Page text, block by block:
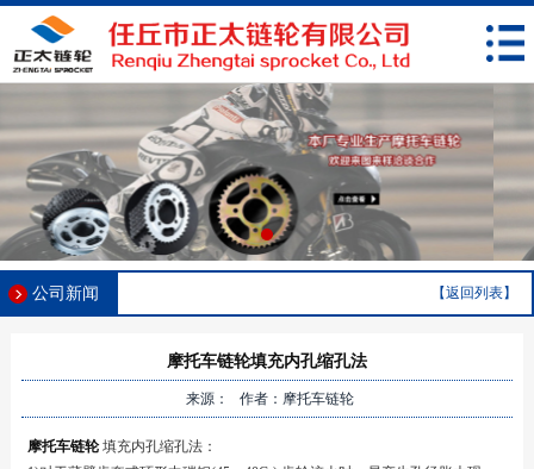
公司新闻 【返回列表】
摩托车链轮填充内孔缩孔法
来源： 作者：摩托车链轮
摩托车链轮 填充内孔缩孔法：